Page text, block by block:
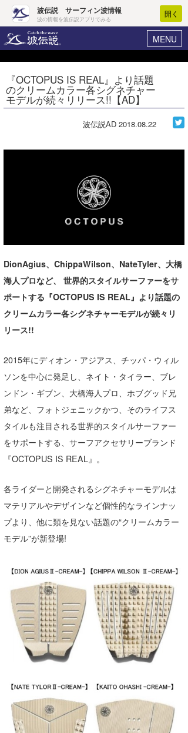
波伝説 サーフィン波情報
波の情報を波伝説アプリでみる
開く
MENU
ヘルプ マイホーム
ログイン
サーフィンエリアガイド
今月のプレゼント
『OCTOPUS IS REAL』より話題
のクリームカラー各シグネチャー
モデルが続々リリース!!【AD】
波伝説AD 2018.08.22
DionAgius、ChippaWilson、NateTyler、大橋
海人プロなど、 世界的スタイルサーファーをサ
ポートする『OCTOPUS IS REAL』より話題の
クリームカラー各シグネチャーモデルが続々リ
リース!!
2015年にディオン・アジアス、チッパ・ウィル
ソンを中心に発足し、ネイト・タイラー、ブレ
ンドン・ギブン、大橋海人プロ、ホブグッド兄
弟など、フォトジェニックかつ、そのライフス
タイルも注目される世界的スタイルサーファー
をサポートする、サーフアクセサリーブランド
『OCTOPUS IS REAL』。
各ライダーと開発されるシグネチャーモデルは
マテリアルやデザインなど個性的なラインナッ
プより、他に類を見ない話題の“クリームカラー
モデル”が新登場!
Core Surf Japan
コンテスト
ファッション/グッズ
アート＆エンタメ
ショップ情報
ショップ情報
湘南
千葉北
伊豆
四国
沖縄
お知らせ
その他
ルール＆How to
サーファーズ
ライター/寄稿メディア
Core Surf Japan
mitsuteru Kamio
Yasunari Inoue
Yoshiyuki Obata
arukasvision
DELTA FORCE SURF
CBA Films
SURFMEDIA
Colors MAGAZINE
WAVAL
波伝説アンバサダー/プロライダー
福島寿実子
中浦“JET”章
嵯峨明日香
進士剛光
田原啓江
波伝説スタッフ
☆加藤
+☆maki☆+
Aichan
chan-U
波伝説